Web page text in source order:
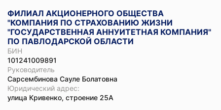
ФИЛИАЛ АКЦИОНЕРНОГО ОБЩЕСТВА
"КОМПАНИЯ ПО СТРАХОВАНИЮ ЖИЗНИ
"ГОСУДАРСТВЕННАЯ АННУИТЕТНАЯ КОМПАНИЯ"
ПО ПАВЛОДАРСКОЙ ОБЛАСТИ
БИН
101241009891
Руководитель
Сарсембинова Сауле Болатовна
Юридический адрес:
улица Кривенко, строение 25А